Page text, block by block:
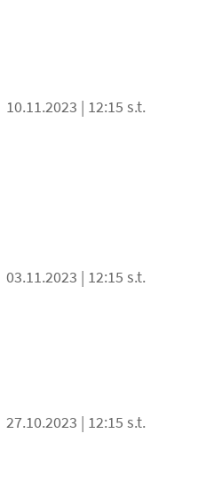
10.11.2023 | 12:15 s.t.
03.11.2023 | 12:15 s.t.
27.10.2023 | 12:15 s.t.